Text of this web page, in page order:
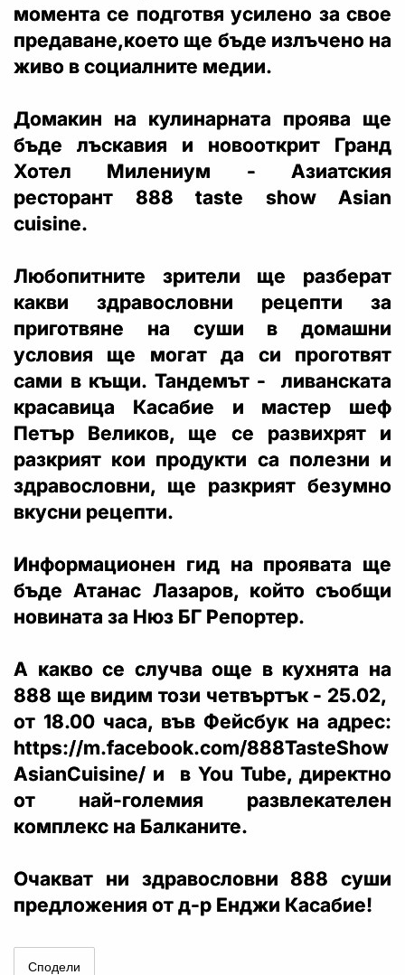
момента се подготвя усилено за свое
предаване,което ще бъде излъчено на
живо в социалните медии.
Домакин на кулинарната проява ще
бъде лъскавия и новооткрит Гранд
Хотел Милениум - Азиатския
ресторант 888 taste show Asian
cuisine.
Любопитните зрители ще разберат
какви здравословни рецепти за
приготвяне на суши в домашни
условия ще могат да си проготвят
сами в къщи. Тандемът - ливанската
красавица Касабие и мастер шеф
Петър Великов, ще се развихрят и
разкрият кои продукти са полезни и
здравословни, ще разкрият безумно
вкусни рецепти.
Информационен гид на проявата ще
бъде Атанас Лазаров, който съобщи
новината за Нюз БГ Репортер.
А какво се случва още в кухнята на
888 ще видим този четвъртък - 25.02,
от 18.00 часа, във Фейсбук на адрес:
https://m.facebook.com/888TasteShow
AsianCuisine/ и в You Tube, директно
от най-големия развлекателен
комплекс на Балканите.
Очакват ни здравословни 888 суши
предложения от д-р Енджи Касабие!
Сподели